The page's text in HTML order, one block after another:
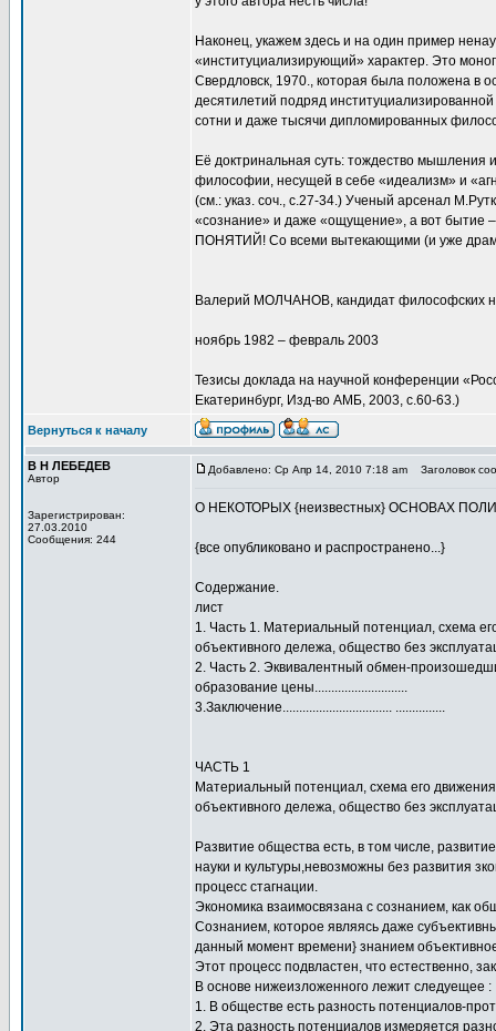
Наконец, укажем здесь и на один пример
«институциализирующий» характер. Это
Свердловск, 1970., которая была положена в
десятилетий подряд
сотни и даже тысячи дипломированных
Её доктринальная суть: тождество мышления
философии, несущей в себе «идеализм» и
(см.: указ. соч., с.27-34.) Ученый арсенал
«сознание» и даже «ощущение», а вот бытие
ПОНЯТИЙ! Со всеми вытекающими (и уже
Валерий МОЛЧАНОВ, кандидат философских
ноябрь 1982 – февраль 2003
Тезисы доклада на научной конференции
Екатеринбург, Изд-во АМБ, 2003, с.60-63.)
Вернуться к началу
В Н ЛЕБЕДЕВ
Автор
Зарегистрирован:
27.03.2010
Сообщения: 244
Добавлено: Ср Апр 14, 2010 7:18 am Заголовок
О НЕКОТОРЫХ {неизвестных} ОСНОВАХ
{все опубликовано и распространено...}
Содержание.
лист
1. Часть 1. Материальный потенциал, схема
объективного дележа, общество без
2. Часть 2. Эквивалентный обмен-
образование цены............................
3.Заключение................................. ...............
ЧАСТЬ 1
Материальный потенциал, схема его
объективного дележа, общество без
Развитие общества есть, в том числе,
науки и культуры,невозможны без развития
процесс стагнации.
Экономика взаимосвязана с сознанием, как
Сознанием, которое являясь даже
данный момент времени} знанием
Этот процесс подвластен, что естественно,
В основе нижеизложенного лежит следуещее :
1. В обществе есть разность потенциалов-
2. Эта разность потенциалов измеряется